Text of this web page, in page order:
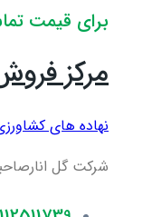
برای قیمت
مرکز
نهاده های
شرکت گل